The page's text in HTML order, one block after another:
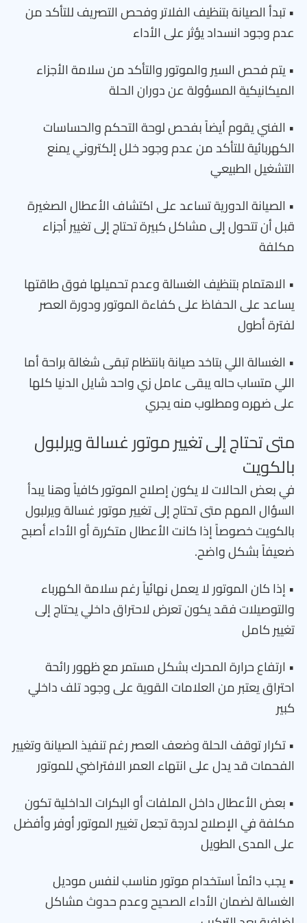
• تبدأ الصيانة بتنظيف الفلاتر وفحص التصريف للتأكد من
عدم وجود انسداد يؤثر على الأداء
• يتم فحص السير والموتور والتأكد من سلامة الأجزاء
الميكانيكية المسؤولة عن دوران الحلة
• الفني يقوم أيضاً بفحص لوحة التحكم والحساسات
الكهربائية للتأكد من عدم وجود خلل إلكتروني يمنع
التشغيل الطبيعي
• الصيانة الدورية تساعد على اكتشاف الأعطال الصغيرة
قبل أن تتحول إلى مشاكل كبيرة تحتاج إلى تغيير أجزاء
مكلفة
• الاهتمام بتنظيف الغسالة وعدم تحميلها فوق طاقتها
يساعد على الحفاظ على كفاءة الموتور ودورة العصر
لفترة أطول
• الغسالة اللي بتاخد صيانة بانتظام تبقى شغالة براحة أما
اللي متساب حاله يبقى عامل زي واحد شايل الدنيا كلها
على ضهره ومطلوب منه يجري
متى تحتاج إلى تغيير موتور غسالة ويرلبول
بالكويت
في بعض الحالات لا يكون إصلاح الموتور كافياً وهنا يبدأ
السؤال المهم متى تحتاج إلى تغيير موتور غسالة ويرلبول
بالكويت خصوصاً إذا كانت الأعطال متكررة أو الأداء أصبح
ضعيفاً بشكل واضح.
• إذا كان الموتور لا يعمل نهائياً رغم سلامة الكهرباء
والتوصيلات فقد يكون تعرض لاحتراق داخلي يحتاج إلى
تغيير كامل
• ارتفاع حرارة المحرك بشكل مستمر مع ظهور رائحة
احتراق يعتبر من العلامات القوية على وجود تلف داخلي
كبير
• تكرار توقف الحلة وضعف العصر رغم تنفيذ الصيانة وتغيير
الفحمات قد يدل على انتهاء العمر الافتراضي للموتور
• بعض الأعطال داخل الملفات أو البكرات الداخلية تكون
مكلفة في الإصلاح لدرجة تجعل تغيير الموتور أوفر وأفضل
على المدى الطويل
• يجب دائماً استخدام موتور مناسب لنفس موديل
الغسالة لضمان الأداء الصحيح وعدم حدوث مشاكل